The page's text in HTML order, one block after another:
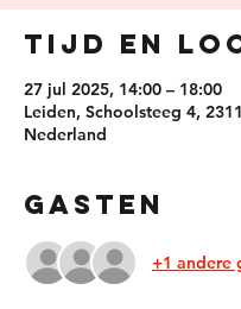
Tijd en
27 jul 2025, 14:00 – 18:00
Leiden, Schoolsteeg 4,
Nederland
Gasten
+1 andere